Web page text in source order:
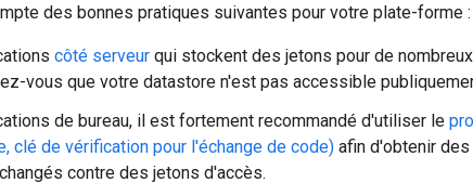
des bonnes pratiques suivantes pour votre plate-forme :
côté serveur qui stockent des jetons pour de
vous que votre datastore n'est pas accessible
de bureau, il est fortement recommandé d'utiliser le
clé de vérification pour l'échange de code) afin d'obtenir
contre des jetons d'accès.